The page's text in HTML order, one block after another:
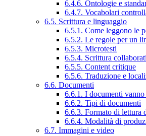
6.4.6. Ontologie e
6.4.7. Vocabolari
6.5. Scrittura e linguaggio
6.5.1. Come leggono le
6.5.2. Le regole per un
6.5.3. Microtesti
6.5.4. Scrittura
6.5.5. Content critique
6.5.6. Traduzione e
6.6. Documenti
6.6.1. I documenti
6.6.2. Tipi di documenti
6.6.3. Formato di lettura
6.6.4. Modalità di
6.7. Immagini e video